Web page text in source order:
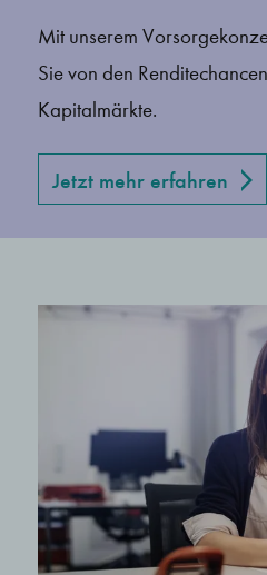
Mit unserem
Sie von den
Kapitalmärkte.
Jetzt mehr erfahren